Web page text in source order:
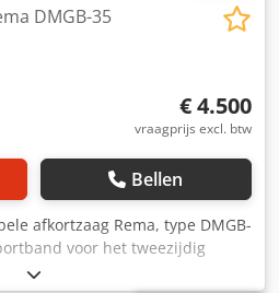
DMGB-35
€ 4.500
vraagprijs excl. btw
Bellen
afkortzaag Rema, type DMGB-
voor het tweezijdig
is speciaal gebruikt voor